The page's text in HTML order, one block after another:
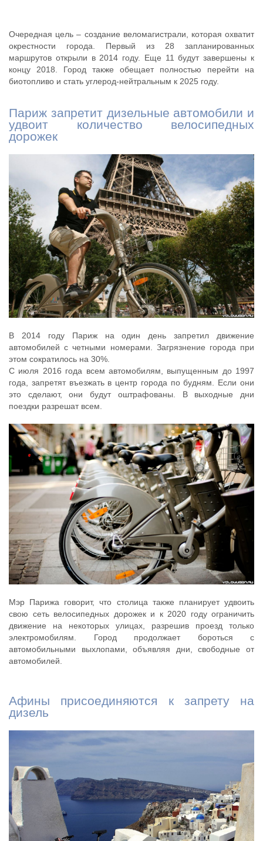
Очередная цель – создание веломагистрали, которая охватит
окрестности города. Первый из 28 запланированных
маршрутов открыли в 2014 году. Еще 11 будут завершены к
концу 2018. Город также обещает полностью перейти на
биотопливо и стать углерод-нейтральным к 2025 году.
Париж запретит дизельные автомобили и
удвоит количество велосипедных
дорожек
В 2014 году Париж на один день запретил движение
автомобилей с четными номерами. Загрязнение города при
этом сократилось на 30%.
С июля 2016 года всем автомобилям, выпущенным до 1997
года, запретят въезжать в центр города по будням. Если они
это сделают, они будут оштрафованы. В выходные дни
поездки разрешат всем.
Мэр Парижа говорит, что столица также планирует удвоить
свою сеть велосипедных дорожек и к 2020 году ограничить
движение на некоторых улицах, разрешив проезд только
электромобилям. Город продолжает бороться с
автомобильными выхлопами, объявляя дни, свободные от
автомобилей.
Афины присоединяются к запрету на
дизель